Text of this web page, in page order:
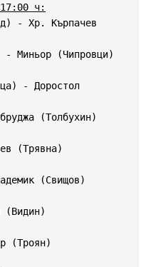
ч:
- Хр. Кърпачев
- Миньор (Чипровци)
- Доростол
(Толбухин)
(Трявна)
(Свищов)
(Видин)
(Троян)